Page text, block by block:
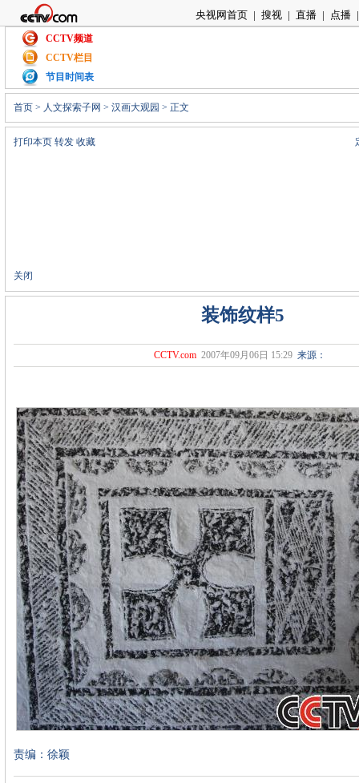
央视网首页 | 搜视 | 直播 | 点播 |
CCTV频道
CCTV栏目
节目时间表
首页 > 人文探索子网 > 汉画大观园 > 正文
打印本页 转发 收藏
关闭
装饰纹样5
CCTV.com 2007年09月06日 15:29 来源：
责编：徐颖